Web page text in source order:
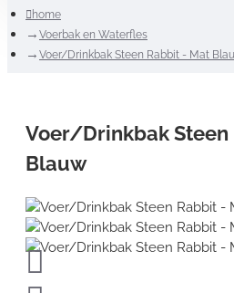
home
Voerbak en Waterfles
Voer/Drinkbak Steen Rabbit - Mat
Voer/Drinkbak Steen
Blauw